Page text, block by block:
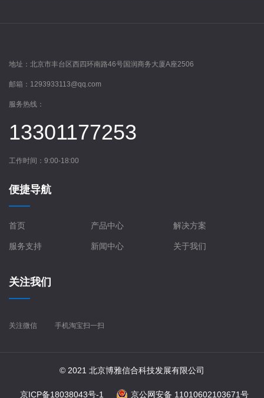
地址： 北京市丰台区西四环南路46号国润商务大厦A座2506
邮箱： 1293933113@qq.com
服务热线：
13301177253
工作时间：9:00-18:00
便捷导航
首页 产品中心 解决方案
服务支持 新闻中心 关于我们
关注我们
关注微信 手机淘宝扫一扫
© 2021 北京博雅信合科技发展有限公司
京ICP备18038043号-1 京公网安备 11010602103671号